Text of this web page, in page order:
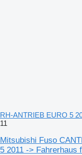
RH-ANTRIEB EURO 5
11
Mitsubishi Fuso
5 2011 -> Fahrerhaus